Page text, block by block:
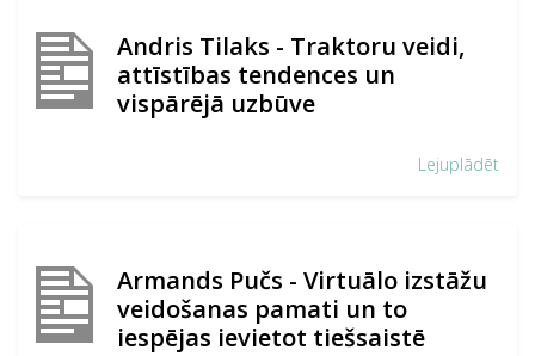
Andris Tilaks - Traktoru veidi,
attīstības tendences un
vispārējā uzbūve
Lejuplādēt
Armands Pučs - Virtuālo izstāžu
veidošanas pamati un to
iespējas ievietot tiešsaistē